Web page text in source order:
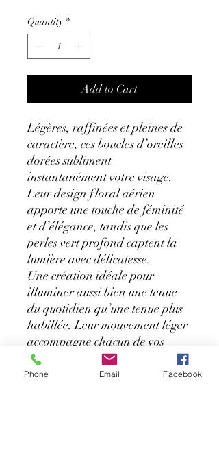
Quantity *
Add to Cart
Légères, raffinées et pleines de
caractère, ces boucles d’oreilles
dorées subliment
instantanément votre visage.
Leur design floral aérien
apporte une touche de féminité
et d’élégance, tandis que les
perles vert profond captent la
lumière avec délicatesse.
Une création idéale pour
illuminer aussi bien une tenue
du quotidien qu’une tenue plus
habillée. Leur mouvement léger
accompagne chacun de vos
gestes avec grâce.
✨ Détails :
Phone Email Facebook